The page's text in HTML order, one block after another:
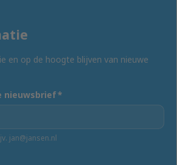
en op de hoogte blijven van nieuwe
nieuwsbrief*
jan@jansen.nl